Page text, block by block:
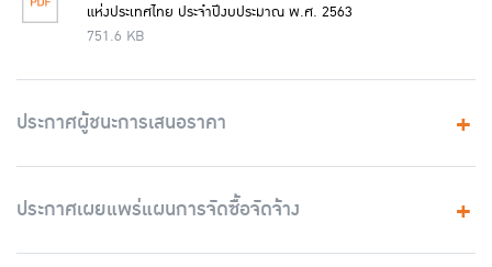
แห่งประเทศไทย ประจำปีงบประมาณ พ.ศ. 2563
751.6 KB
ประกาศผู้ชนะการเสนอราคา
ประกาศเผยแพร่แผนการจัดซื้อจัดจ้าง